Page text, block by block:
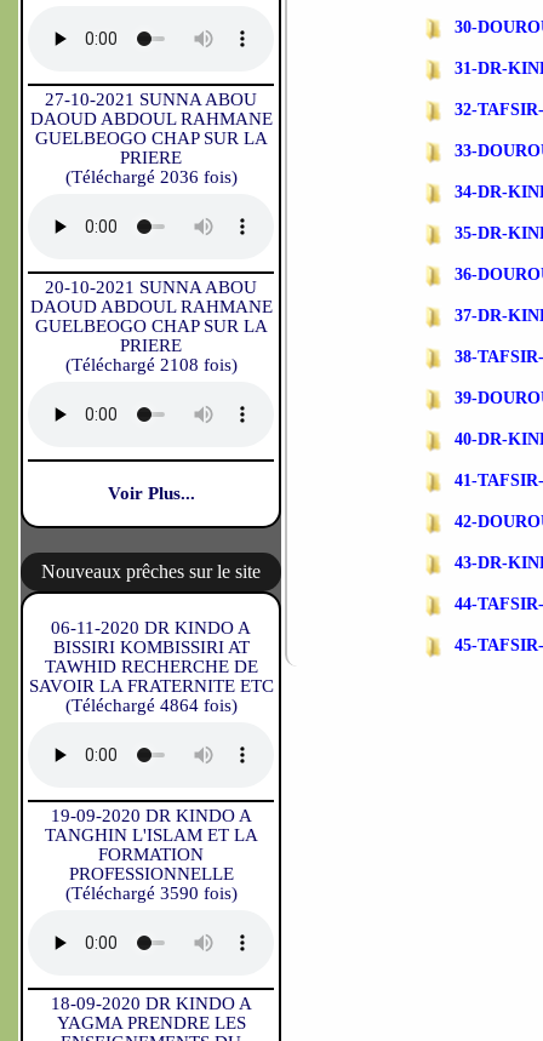
27-10-2021 SUNNA ABOU
DAOUD ABDOUL RAHMANE
GUELBEOGO CHAP SUR LA
PRIERE
(Téléchargé 2036 fois)
20-10-2021 SUNNA ABOU
DAOUD ABDOUL RAHMANE
GUELBEOGO CHAP SUR LA
PRIERE
(Téléchargé 2108 fois)
Voir Plus...
Nouveaux prêches sur le site
06-11-2020 DR KINDO A
BISSIRI KOMBISSIRI AT
TAWHID RECHERCHE DE
SAVOIR LA FRATERNITE ETC
(Téléchargé 4864 fois)
19-09-2020 DR KINDO A
TANGHIN L'ISLAM ET LA
FORMATION
PROFESSIONNELLE
(Téléchargé 3590 fois)
18-09-2020 DR KINDO A
YAGMA PRENDRE LES
30-
31-DR-
32-
33-
34-DR-
35-DR-
36-
37-DR-
38-
39-
40-DR-
41-
42-
43-DR-
44-
45-